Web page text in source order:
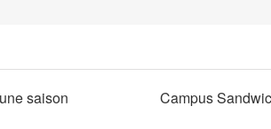
saison
Campus